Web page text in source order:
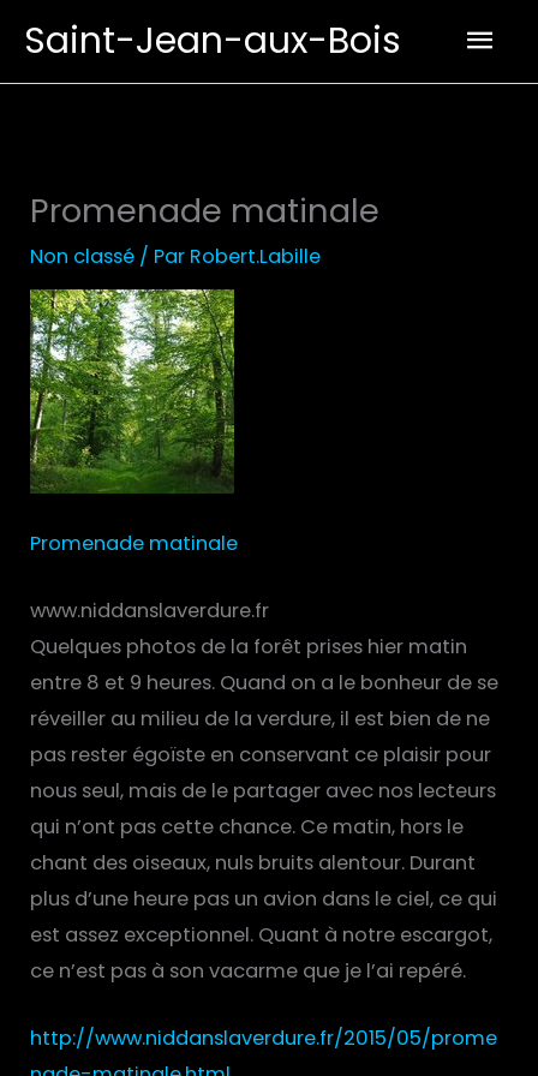
contenu
Saint-Jean-aux-Bois
Promenade matinale
Non classé / Par Robert.Labille
Promenade matinale
www.niddanslaverdure.fr
Quelques photos de la forêt prises hier matin
entre 8 et 9 heures. Quand on a le bonheur de se
réveiller au milieu de la verdure, il est bien de ne
pas rester égoïste en conservant ce plaisir pour
nous seul, mais de le partager avec nos lecteurs
qui n’ont pas cette chance. Ce matin, hors le
chant des oiseaux, nuls bruits alentour. Durant
plus d’une heure pas un avion dans le ciel, ce qui
est assez exceptionnel. Quant à notre escargot,
ce n’est pas à son vacarme que je l’ai repéré.
http://www.niddanslaverdure.fr/2015/05/prome